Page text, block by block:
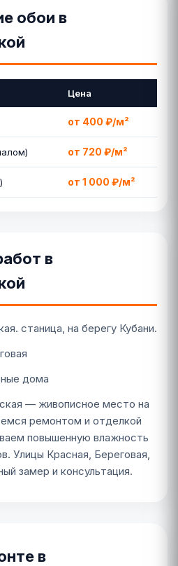
обои в
Цена
от 400 ₽/м²
от 720 ₽/м²
от 1 000 ₽/м²
в
станица, на берегу Кубани.
дома
— живописное место на
ремонтом и отделкой
повышенную влажность
Улицы Красная, Береговая,
замер и консультация.
в